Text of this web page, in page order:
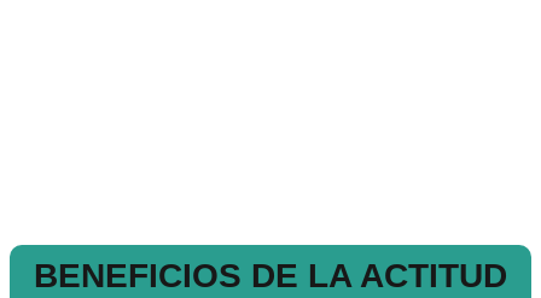
BENEFICIOS DE LA ACTITUD